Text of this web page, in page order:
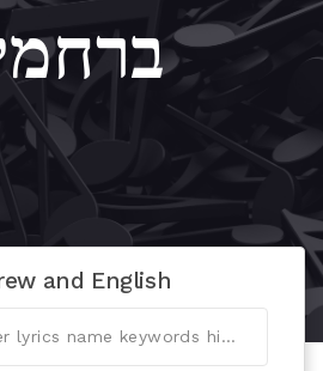
and English